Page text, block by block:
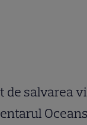
de salvarea